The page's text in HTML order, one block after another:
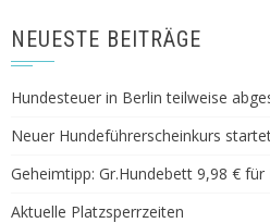
NEUESTE BEITRÄGE
Hundesteuer in Berlin teilweise
Neuer Hundeführerscheinkurs
Geheimtipp: Gr.Hundebett 9,98 €
Aktuelle Platzsperrzeiten